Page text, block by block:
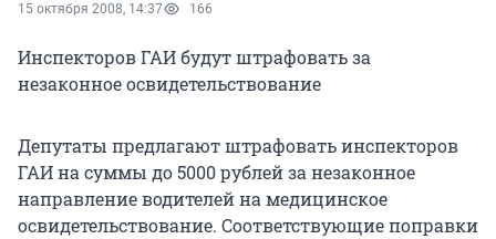
15 октября 2008, 14:37 166
Инспекторов ГАИ будут штрафовать за
незаконное освидетельствование
Депутаты предлагают штрафовать инспекторов
ГАИ на суммы до 5000 рублей за незаконное
направление водителей на медицинское
освидетельствование. Соответствующие поправки